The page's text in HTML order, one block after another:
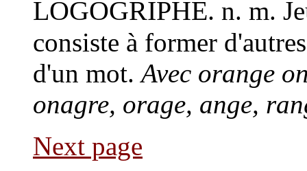
LOGOGRIPHE. n. m.
consiste à former
d'un mot.Avec orange
onagre, orage, ange,
Next page